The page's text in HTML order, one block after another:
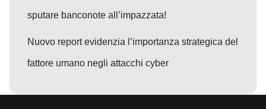
sputare banconote all’impazzata!
Nuovo report evidenzia l’importanza strategica del
fattore umano negli attacchi cyber